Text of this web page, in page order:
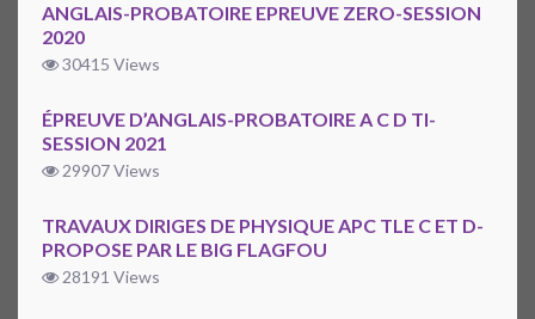
ANGLAIS-PROBATOIRE EPREUVE ZERO-SESSION
2020
30415 Views
ÉPREUVE D’ANGLAIS-PROBATOIRE A C D TI-
SESSION 2021
29907 Views
TRAVAUX DIRIGES DE PHYSIQUE APC TLE C ET D-
PROPOSE PAR LE BIG FLAGFOU
28191 Views